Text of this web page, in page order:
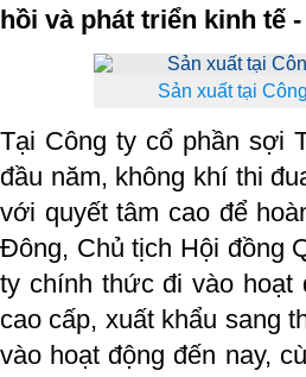
hồi và phát triển kinh tế
Sản xuất tại
Tại Công ty cổ phần sợi
đầu năm, không khí thi
với quyết tâm cao để
Đông, Chủ tịch Hội đồng
ty chính thức đi vào hoạt
cao cấp, xuất khẩu sang
vào hoạt động đến nay,